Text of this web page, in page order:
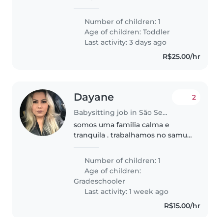
dia. No horário de 15:30 às
19:30hrs ou de 16:00hrs às
20:00hrs. O suporte acontecerá
Number of children: 1
Age of children:Toddler
Last activity: 3 days ago
R$25.00/hr
Dayane
Babysitting job in São Sebastião
2
somos uma familia calma e
tranquila . trabalhamos no samu
Moramos em boissucanga
atualmente . Não temos pets.
moramos em condominio. temos
rotinas e fazemos..
Number of children: 1
Age of children:
Gradeschooler
Last activity: 1 week ago
R$15.00/hr